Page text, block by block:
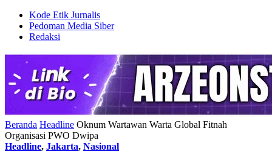
Kode Etik Jurnalis
Pedoman Media Siber
Redaksi
Beranda Headline Oknum Wartawan Warta Global Fitnah
Organisasi PWO Dwipa
Headline, Jakarta, Nasional